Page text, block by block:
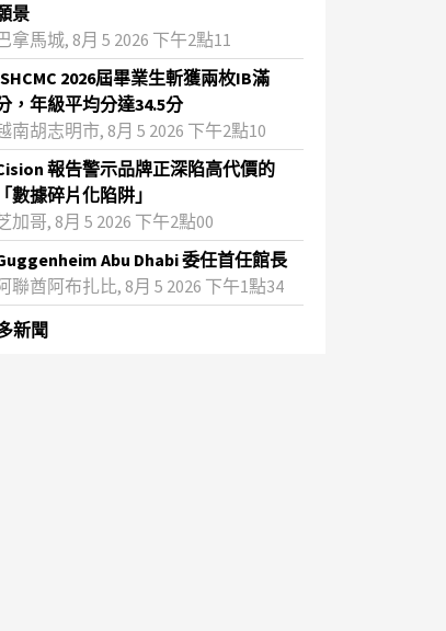
景
拿馬城, 8月 5 2026 下午2點11
2026屆畢業生斬獲兩枚IB滿
，年級平均分達34.5分
南胡志明市, 8月 5 2026 下午2點10
報告警示品牌正深陷高代價的
「數據碎片化陷阱」
加哥, 8月 5 2026 下午2點00
Abu Dhabi 委任首任館長
聯酋阿布扎比, 8月 5 2026 下午1點34
新聞